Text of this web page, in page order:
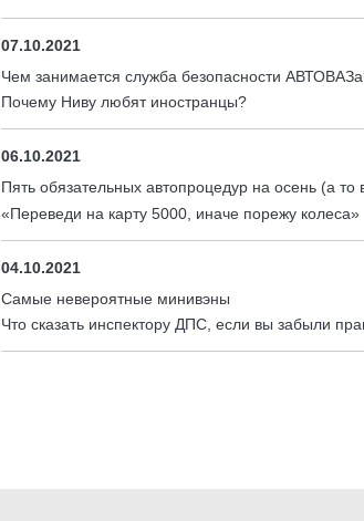
07.10.2021
Чем занимается служба безопасности
Почему Ниву любят иностранцы?
06.10.2021
Пять обязательных автопроцедур на осень (а
«Переведи на карту 5000, иначе порежу колеса»
04.10.2021
Самые невероятные минивэны
Что сказать инспектору ДПС, если вы забыли